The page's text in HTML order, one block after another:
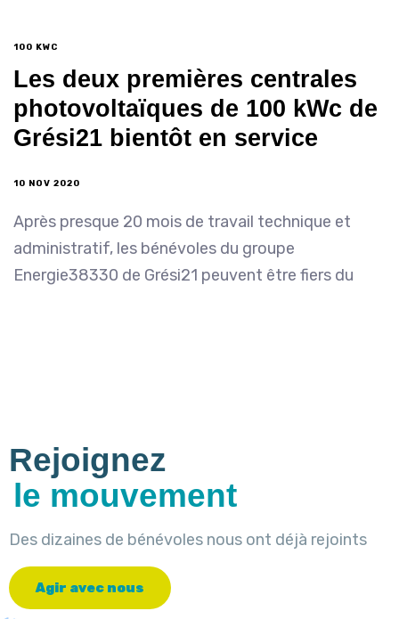
100 KWC
Les deux premières centrales
photovoltaïques de 100 kWc de
Grési21 bientôt en service
10 NOV 2020
Après presque 20 mois de travail technique et
administratif, les bénévoles du groupe
Energie38330 de Grési21 peuvent être fiers du
Rejoignez
le mouvement
Des dizaines de bénévoles nous ont déjà rejoints
Agir avec nous